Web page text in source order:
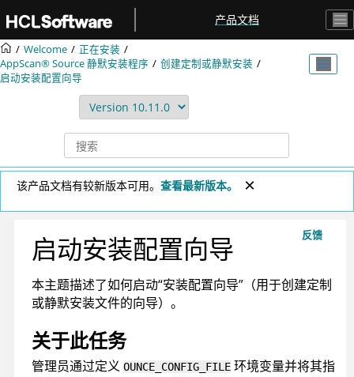
产品文档
Welcome
正在安装
AppScan® Source静默安装程序
创建定制或静默安装
启动安装配置向导
该产品文档有较新版本可用。 查看最新版本。
反馈
启动安装配置向导
本主题描述了如何启动“安装配置向导”（用于创建定制
或静默安装文件的向导）。
关于此任务
管理员通过定义 OUNCE_CONFIG_FILE 环境变量并将其指